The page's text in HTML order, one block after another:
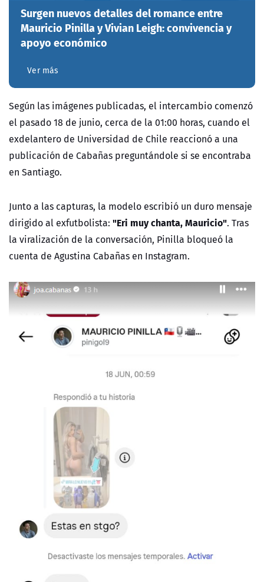
Surgen nuevos detalles del romance entre
Mauricio Pinilla y Vivian Leigh: convivencia y
apoyo económico
Ver más
Según las imágenes publicadas, el intercambio comenzó
el pasado 18 de junio, cerca de la 01:00 horas, cuando el
exdelantero de Universidad de Chile reaccionó a una
publicación de Cabañas preguntándole si se encontraba
en Santiago.
Junto a las capturas, la modelo escribió un duro mensaje
dirigido al exfutbolista: "Eri muy chanta, Mauricio". Tras
la viralización de la conversación, Pinilla bloqueó la
cuenta de Agustina Cabañas en Instagram.